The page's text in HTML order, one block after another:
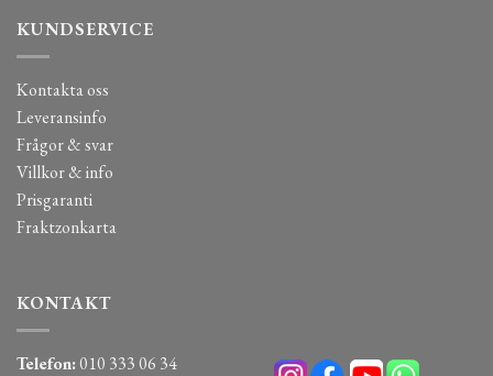
KUNDSERVICE
Kontakta oss
Leveransinfo
Frågor & svar
Villkor & info
Prisgaranti
Fraktzonkarta
KONTAKT
Telefon:010 333 06 34